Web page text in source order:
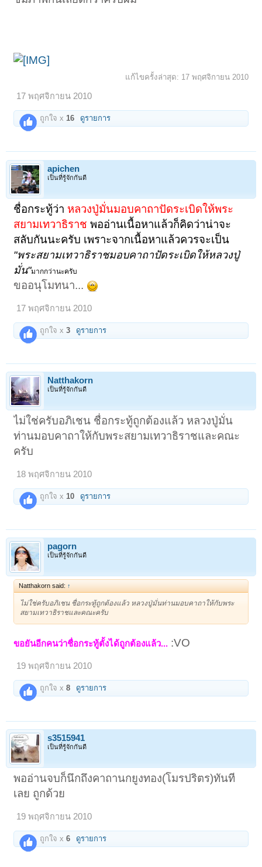
แก้ไขครั้งล่าสุด: 17 พฤศจิกายน 2010
17 พฤศจิกายน 2010
ถูกใจ x16 ดูรายการ
apichen
เป็นที่รู้จักกันดี
ชื่อกระทู้ว่า หลวงปู่มั่นมอบคาถาปัดระเบิดให้พระ
สยามเทวาธิราชพออ่านเนื้อหาแล้วก็คิดว่าน่าจะ
สลับกันนะครับ เพราะจากเนื้อหาแล้วควรจะเป็น
"พระสยามเทวาธิราชมอบคาถาปัดระเบิดให้หลวงปู่
มั่น"มากกว่านะครับ
ขออนุโมทนา...
17 พฤศจิกายน 2010
ถูกใจ x3 ดูรายการ
Natthakorn
เป็นที่รู้จักกันดี
ไม่ใช่ครับอภิเชน ชื่อกระทู้ถูกต้องแล้ว หลวงปู่มั่น
ท่านมอบคาถาให้กับพระสยามเทวาธิราชและคณะ
ครับ
18 พฤศจิกายน 2010
ถูกใจ x 10 ดูรายการ
pagorn
เป็นที่รู้จักกันดี
Natthakorn said: ↑
ไม่ใช่ครับอภิเชน ชื่อกระทู้ถูกต้องแล้ว หลวงปู่มั่นท่านมอบคาถาให้กับพระ
สยามเทวาธิราชและคณะครับ
ขอยันอีกคนว่าชื่อกระทู้ตั้งได้ถูกต้องแล้ว... :VO
19 พฤศจิกายน 2010
ถูกใจ x8 ดูรายการ
s3515941
เป็นที่รู้จักกันดี
พออ่านจบก็นึกถึงคาถานกยูงทอง(โมรปริตร)ทันที
เลย ถูกด้วย
19 พฤศจิกายน 2010
ถูกใจ x6 ดูรายการ